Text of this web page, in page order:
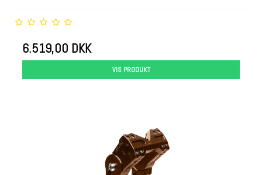
6.519,00 DKK
VIS PRODUKT